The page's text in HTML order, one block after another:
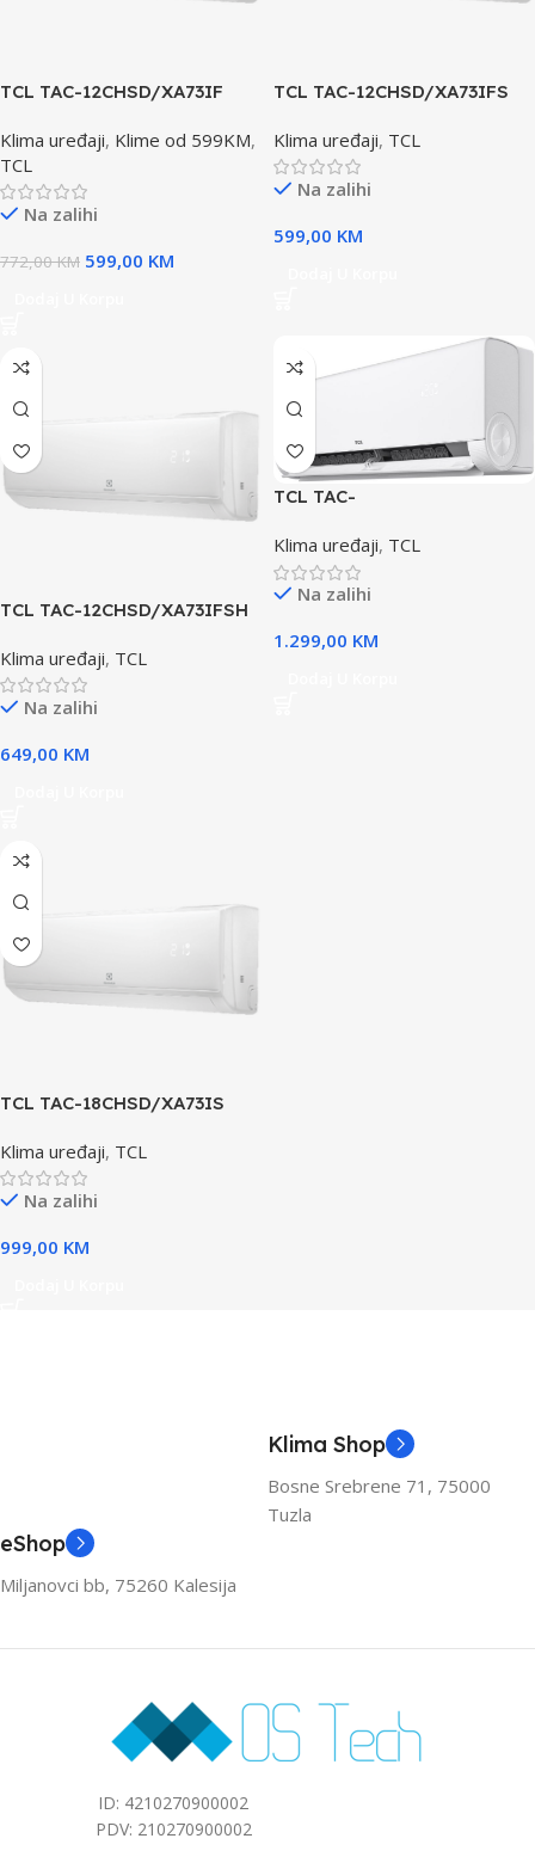
TCL TAC-12CHSD/XA73IF
Klima uređaji, Klime od 599KM,
TCL
Na zalihi
772,00KM 599,00 KM
TCL TAC-12CHSD/XA73IFS
Klima uređaji, TCL
Na zalihi
599,00 KM
TCL TAC-12CHSD/XA73IFSH
Klima uređaji, TCL
Na zalihi
649,00 KM
TCL TAC-
uređaj
Klima uređaji, TCL
Na zalihi
1.299,00 KM
TCL TAC-18CHSD/XA73IS
Klima uređaji, TCL
Na zalihi
999,00 KM
Klima Shop
Bosne Srebrene 71, 75000
Tuzla
eShop
Miljanovci bb, 75260 Kalesija
ID: 4210270900002
PDV: 210270900002